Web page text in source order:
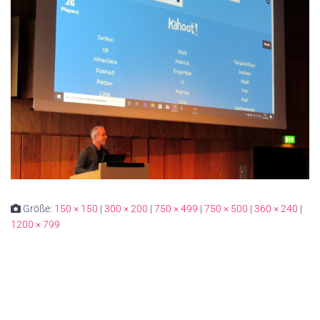
Größe: 150 × 150 | 300 × 200 | 750 × 499 | 750 × 500 | 360 × 240 |
1200 × 799